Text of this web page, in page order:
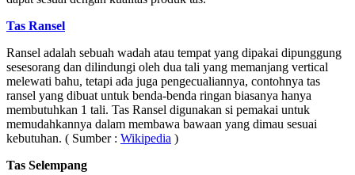
Tas Ransel
Ransel adalah sebuah wadah atau tempat yang dipakai dipunggung
sesesorang dan dilindungi oleh dua tali yang memanjang vertical
melewati bahu, tetapi ada juga pengecualiannya, contohnya tas
ransel yang dibuat untuk benda-benda ringan biasanya hanya
membutuhkan 1 tali. Tas Ransel digunakan si pemakai untuk
memudahkannya dalam membawa bawaan yang dimau sesuai
kebutuhan. ( Sumber : Wikipedia )
Tas Selempang